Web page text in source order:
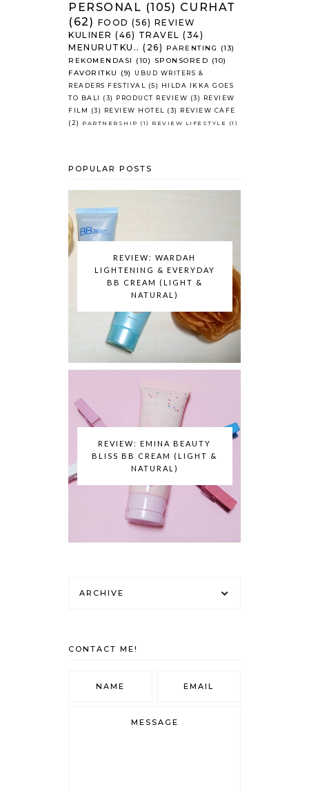
PERSONAL (105) CURHAT
(62) FOOD (56) REVIEW
KULINER (46) TRAVEL (34)
MENURUTKU.. (26) PARENTING
(13)
REKOMENDASI
(10) SPONSORED (10)
FAVORITKU
(9)
UBUD WRITERS &
READERS FESTIVAL
(5)
HILDA IKKA GOES
TO BALI
(3) PRODUCT REVIEW (3)
REVIEW
FILM
(3) REVIEW HOTEL (3)
REVIEW CAFE
(2)
PARTNERSHIP (1) REVIEW LIFESTYLE (1)
POPULAR POSTS
REVIEW: WARDAH
LIGHTENING & EVERYDAY
BB CREAM (LIGHT &
NATURAL)
REVIEW: EMINA BEAUTY
BLISS BB CREAM (LIGHT &
NATURAL)
ARCHIVE
CONTACT ME!